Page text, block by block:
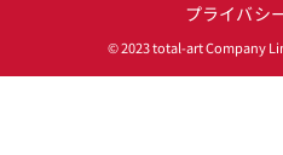
プライバシ
© 2023 total-art Company